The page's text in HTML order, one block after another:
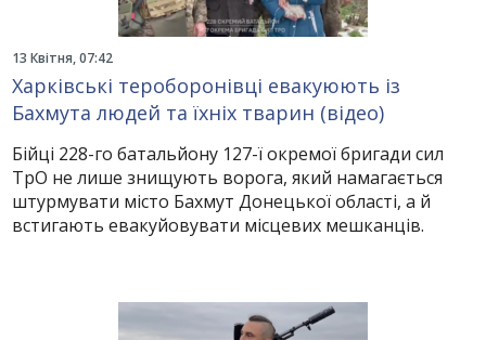
13 Квітня, 07:42
Харківські тероборонівці евакуюють із
Бахмута людей та їхніх тварин (відео)
Бійці 228-го батальйону 127-ї окремої бригади сил
ТрО не лише знищують ворога, який намагається
штурмувати місто Бахмут Донецької області, а й
встигають евакуйовувати місцевих мешканців.